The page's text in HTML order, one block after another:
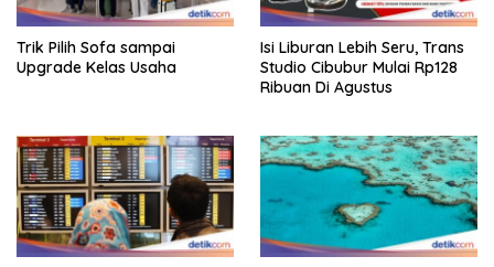
Trik Pilih Sofa sampai
Upgrade Kelas Usaha
Isi Liburan Lebih Seru, Trans
Studio Cibubur Mulai Rp128
Ribuan Di Agustus